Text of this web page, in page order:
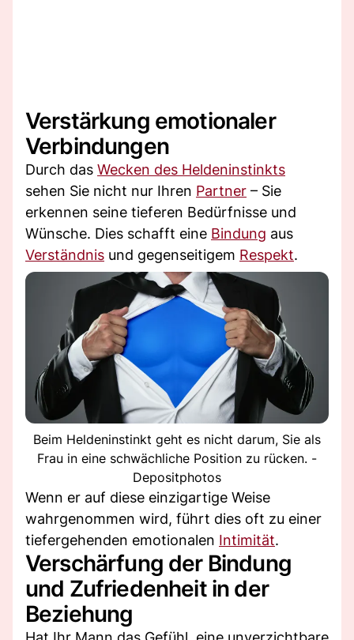
Verstärkung emotionaler
Verbindungen
Durch das Wecken des Heldeninstinkts
sehen Sie nicht nur Ihren Partner – Sie
erkennen seine tieferen Bedürfnisse und
Wünsche. Dies schafft eine Bindung aus
Verständnis und gegenseitigem Respekt.
Beim Heldeninstinkt geht es nicht darum, Sie als
Frau in eine schwächliche Position zu rücken. -
Depositphotos
Wenn er auf diese einzigartige Weise
wahrgenommen wird, führt dies oft zu einer
tiefergehenden emotionalen Intimität.
Verschärfung der Bindung
und Zufriedenheit in der
Beziehung